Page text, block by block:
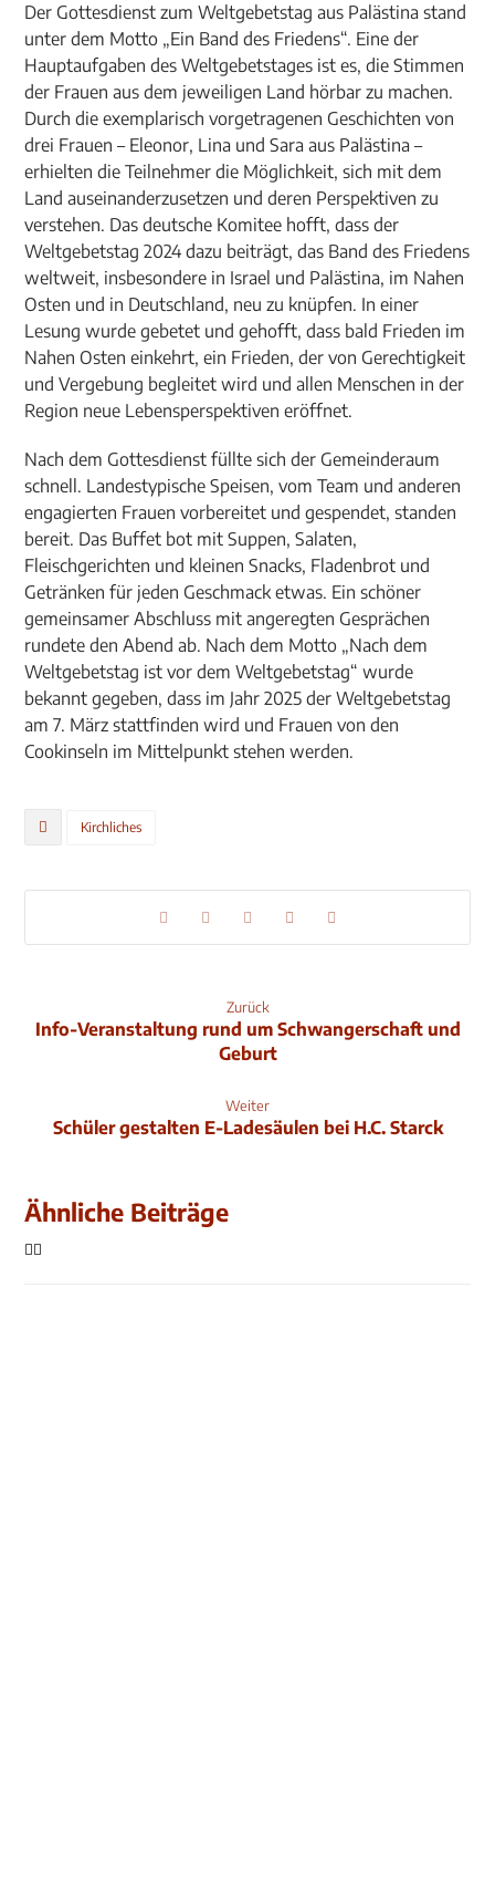
Der Gottesdienst zum Weltgebetstag aus Palästina stand
unter dem Motto „Ein Band des Friedens“. Eine der
Hauptaufgaben des Weltgebetstages ist es, die Stimmen
der Frauen aus dem jeweiligen Land hörbar zu machen.
Durch die exemplarisch vorgetragenen Geschichten von
drei Frauen – Eleonor, Lina und Sara aus Palästina –
erhielten die Teilnehmer die Möglichkeit, sich mit dem
Land auseinanderzusetzen und deren Perspektiven zu
verstehen. Das deutsche Komitee hofft, dass der
Weltgebetstag 2024 dazu beiträgt, das Band des Friedens
weltweit, insbesondere in Israel und Palästina, im Nahen
Osten und in Deutschland, neu zu knüpfen. In einer
Lesung wurde gebetet und gehofft, dass bald Frieden im
Nahen Osten einkehrt, ein Frieden, der von Gerechtigkeit
und Vergebung begleitet wird und allen Menschen in der
Region neue Lebensperspektiven eröffnet.
Nach dem Gottesdienst füllte sich der Gemeinderaum
schnell. Landestypische Speisen, vom Team und anderen
engagierten Frauen vorbereitet und gespendet, standen
bereit. Das Buffet bot mit Suppen, Salaten,
Fleischgerichten und kleinen Snacks, Fladenbrot und
Getränken für jeden Geschmack etwas. Ein schöner
gemeinsamer Abschluss mit angeregten Gesprächen
rundete den Abend ab. Nach dem Motto „Nach dem
Weltgebetstag ist vor dem Weltgebetstag“ wurde
bekannt gegeben, dass im Jahr 2025 der Weltgebetstag
am 7. März stattfinden wird und Frauen von den
Cookinseln im Mittelpunkt stehen werden.
Kirchliches
Zurück
Info-Veranstaltung rund um Schwangerschaft und
Geburt
Weiter
Schüler gestalten E-Ladesäulen bei H.C. Starck
Ähnliche Beiträge